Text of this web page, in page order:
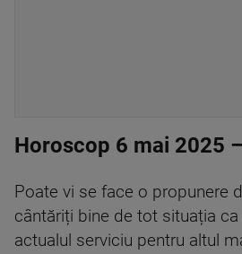
Horoscop 6 mai 2025
Poate vi se face o propunere
cântăriți bine de tot situația
actualul serviciu pentru altul